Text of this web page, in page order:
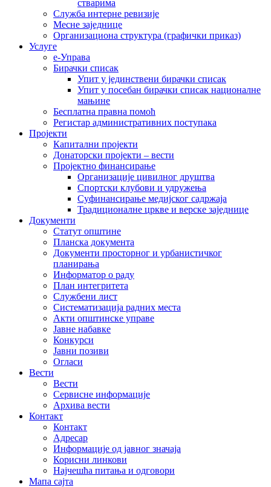
стварима
Служба интерне ревизије
Месне заједнице
Организациона структура (графички приказ)
Услуге
е-Управа
Бирачки списак
Упит у јединствени бирачки списак
Упит у посебан бирачки списак националне
мањине
Бесплатна правна помоћ
Регистар административних поступака
Пројекти
Капитални пројекти
Донаторски пројекти – вести
Пројектно финансирање
Организације цивилног друштва
Спортски клубови и удружења
Суфинансирање медијског садржаја
Традиционалне цркве и верске заједнице
Документи
Статут општине
Планска документа
Документи просторног и урбанистичког
планирања
Информатор о раду
План интегритета
Службени лист
Систематизација радних места
Акти општинске управе
Јавне набавке
Конкурси
Јавни позиви
Огласи
Вести
Вести
Сервисне информације
Архива вести
Контакт
Контакт
Адресар
Информације од јавног значаја
Корисни линкови
Најчешћа питања и одговори
Мапа сајта